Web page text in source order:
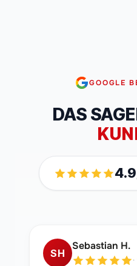
GOOGLE
DAS
4.9
SH
Sebastian H.
·